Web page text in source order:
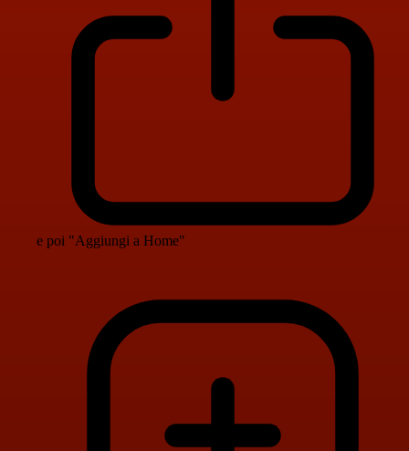
e poi "Aggiungi a Home"